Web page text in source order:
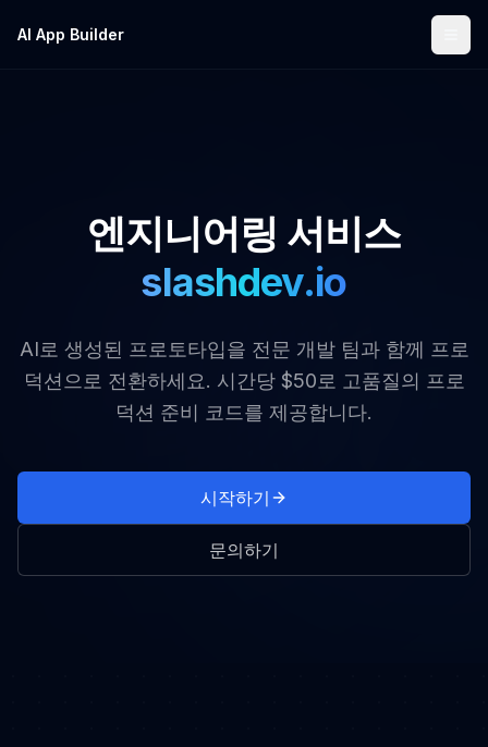
AI App Builder
엔지니어링 서비스
slashdev.io
AI로 생성된 프로토타입을 전문 개발 팀과 함께 프로
덕션으로 전환하세요. 시간당 $50로 고품질의 프로
덕션 준비 코드를 제공합니다.
시작하기
문의하기